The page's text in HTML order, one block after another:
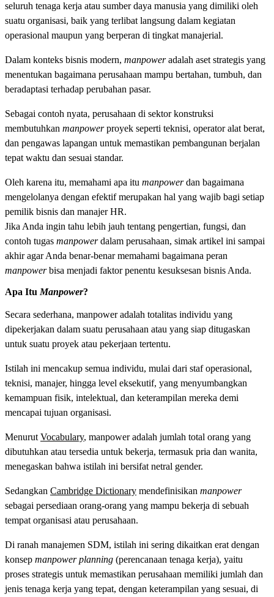
seluruh tenaga kerja atau sumber daya manusia yang dimiliki oleh
suatu organisasi, baik yang terlibat langsung dalam kegiatan
operasional maupun yang berperan di tingkat manajerial.
Dalam konteks bisnis modern, manpoweradalah aset strategis yang
menentukan bagaimana perusahaan mampu bertahan, tumbuh, dan
beradaptasi terhadap perubahan pasar.
Sebagai contoh nyata, perusahaan di sektor konstruksi
membutuhkan manpowerproyek seperti teknisi, operator alat berat,
dan pengawas lapangan untuk memastikan pembangunan berjalan
tepat waktu dan sesuai standar.
Oleh karena itu, memahami apa itu manpowerdan bagaimana
mengelolanya dengan efektif merupakan hal yang wajib bagi setiap
pemilik bisnis dan manajer HR.
Jika Anda ingin tahu lebih jauh tentang pengertian, fungsi, dan
contoh tugas manpowerdalam perusahaan, simak artikel ini sampai
akhir agar Anda benar-benar memahami bagaimana peran
manpowerbisa menjadi faktor penentu kesuksesan bisnis Anda.
Apa Itu Manpower?
Secara sederhana, manpower adalah totalitas individu yang
dipekerjakan dalam suatu perusahaan atau yang siap ditugaskan
untuk suatu proyek atau pekerjaan tertentu.
Istilah ini mencakup semua individu, mulai dari staf operasional,
teknisi, manajer, hingga level eksekutif, yang menyumbangkan
kemampuan fisik, intelektual, dan keterampilan mereka demi
mencapai tujuan organisasi.
Menurut Vocabulary, manpower adalah jumlah total orang yang
dibutuhkan atau tersedia untuk bekerja, termasuk pria dan wanita,
menegaskan bahwa istilah ini bersifat netral gender.
Sedangkan Cambridge Dictionary mendefinisikan manpower
sebagai persediaan orang-orang yang mampu bekerja di sebuah
tempat organisasi atau perusahaan.
Di ranah manajemen SDM, istilah ini sering dikaitkan erat dengan
konsep manpower planning (perencanaan tenaga kerja), yaitu
proses strategis untuk memastikan perusahaan memiliki jumlah dan
jenis tenaga kerja yang tepat, dengan keterampilan yang sesuai, di